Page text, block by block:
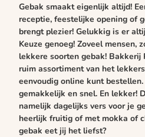
Gebak smaakt eigenlijk altijd!
receptie, feestelijke opening of
brengt plezier! Gelukkig is er
Keuze genoeg! Zoveel mensen,
lekkere soorten gebak! Bakkerij
ruim assortiment van het
eenvoudig online kunt
gemakkelijk en snel. En lekker!
namelijk dagelijks vers voor je
heerlijk fruitig of met mokka of
gebak eet jij het liefst?